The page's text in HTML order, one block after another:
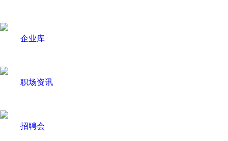
企业库
职场资讯
招聘会